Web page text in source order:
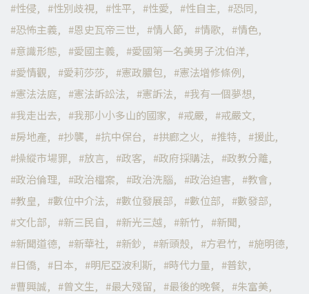
性侵
性別歧視 性平 性愛 性自主
恐同
恐怖主義
恩史瓦帝三世 情人節 情歌
情色
意識形態
愛國主義
愛國第一名美男子沈伯洋
愛情觀
愛莉莎莎 憲政膿包
憲法增修條例
憲法法庭
憲法訴訟法 憲訴法
我有一個夢想
我走出去
我那小小多山的國家 戒嚴
戒嚴文
房地產
抄襲 抗中保台 拱廊之火 推特
援此
操縱市場罪
放言 政客 政府採購法
政教分離
政治倫理
政治檔案 政治洗腦 政治迫害
教會
教皇
數位中介法 數位發展部 數位部
數發部
文化部
新三民自 新光三越 新竹
新聞
新聞道德
新華社 新鈔 新頭殼 方君竹
施明德
日僑
日本 明尼亞波利斯 時代力量
普欽
曹興誠
曾文生 最大殘留 最後的晚餐
朱富美